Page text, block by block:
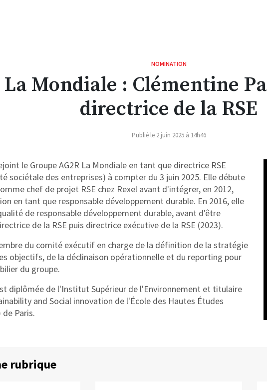
NOMINATION
La Mondiale : Clémentine
directrice de la RSE
Publié le 2 juin 2025 à 14h46
le Groupe AG2R La Mondiale en tant que directrice RSE
sociétale des entreprises) à compter du 3 juin 2025. Elle débute
chef de projet RSE chez Rexel avant d'intégrer, en 2012,
en tant que responsable développement durable. En 2016, elle
de responsable développement durable, avant d'être
de la RSE puis directrice exécutive de la RSE (2023).
du comité exécutif en charge de la définition de la stratégie
objectifs, de la déclinaison opérationnelle et du reporting pour
du groupe.
diplômée de l'Institut Supérieur de l'Environnement et titulaire
and Social innovation de l'École des Hautes Études
de Paris.
rubrique